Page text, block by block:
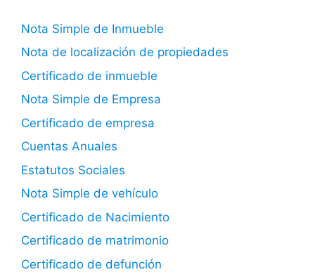
Nota Simple de Inmueble
Nota de localización de propiedades
Certificado de inmueble
Nota Simple de Empresa
Certificado de empresa
Cuentas Anuales
Estatutos Sociales
Nota Simple de vehículo
Certificado de Nacimiento
Certificado de matrimonio
Certificado de defunción